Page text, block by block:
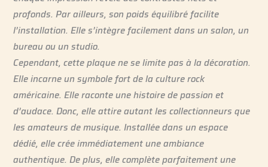
profonds. Par ailleurs, son poids équilibré facilite
l’installation. Elle s’intègre facilement dans un salon, un
bureau ou un studio.
Cependant, cette plaque ne se limite pas à la décoration.
Elle incarne un symbole fort de la culture rock
américaine. Elle raconte une histoire de passion et
d’audace. Donc, elle attire autant les collectionneurs que
les amateurs de musique. Installée dans un espace
dédié, elle crée immédiatement une ambiance
authentique. De plus, elle complète parfaitement une